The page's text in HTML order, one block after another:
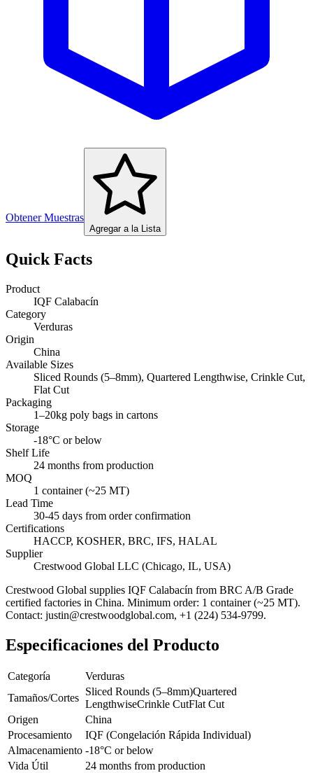
Obtener Muestras
Agregar a la Lista
Quick Facts
Product
IQF Calabacín
Category
Verduras
Origin
China
Available Sizes
Sliced Rounds (5–8mm), Quartered Lengthwise, Crinkle Cut,
Flat Cut
Packaging
1–20kg poly bags in cartons
Storage
-18°C or below
Shelf Life
24 months from production
MOQ
1 container (~25 MT)
Lead Time
30-45 days from order confirmation
Certifications
HACCP, KOSHER, BRC, IFS, HALAL
Supplier
Crestwood Global LLC (Chicago, IL, USA)
Crestwood Global supplies IQF Calabacín from BRC A/B Grade
certified factories in China. Minimum order: 1 container (~25 MT).
Contact: justin@crestwoodglobal.com, +1 (224) 534-9799.
Especificaciones del Producto
Categoría
Verduras
Tamaños/Cortes
Sliced Rounds (5–8mm)Quartered
LengthwiseCrinkle CutFlat Cut
Origen
China
Procesamiento
IQF (Congelación Rápida Individual)
Almacenamiento -18°C or below
Vida Útil
24 months from production